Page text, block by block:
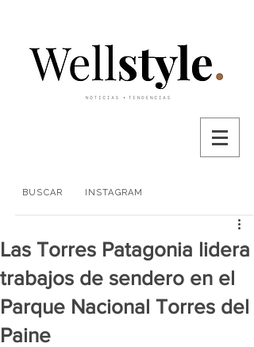
BUSCAR INSTAGRAM
Las Torres Patagonia lidera
trabajos de sendero en el
Parque Nacional Torres del
Paine